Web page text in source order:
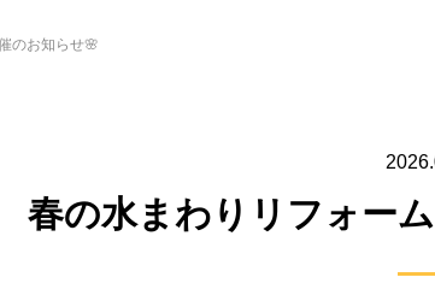
のお知らせ🌸
春の水まわりリフォー